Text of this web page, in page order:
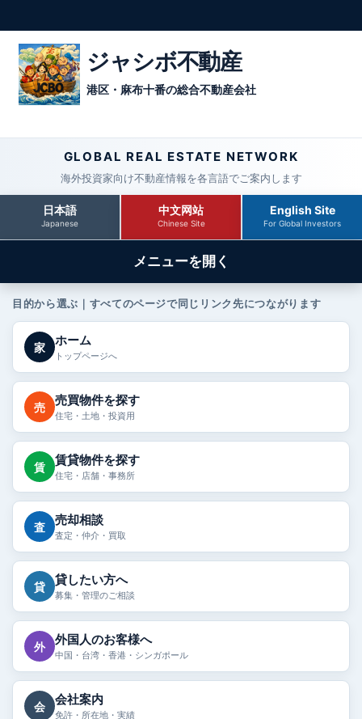
ジャシボ不動産
港区・麻布十番の総合不動産会社
GLOBAL REAL ESTATE NETWORK
海外投資家向け不動産情報を各言語でご案内します
日本語
Japanese
中文网站
Chinese Site
English Site
For Global Investors
メニューを開く
目的から選ぶ｜すべてのページで同じリンク先につながります
家 ホーム
トップページへ
売 売買物件を探す
住宅・土地・投資用
賃 賃貸物件を探す
住宅・店舗・事務所
査 売却相談
査定・仲介・買取
貸 貸したい方へ
募集・管理のご相談
外 外国人のお客様へ
中国・台湾・香港・シンガポール
会 会社案内
免許・所在地・実績